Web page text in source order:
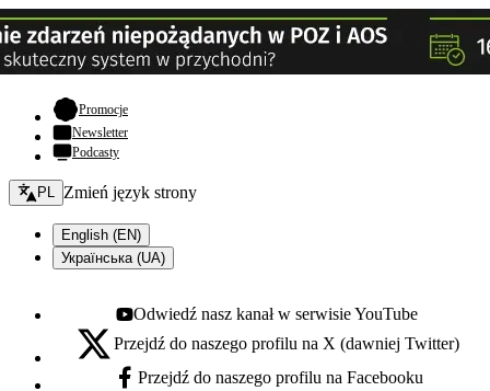
Promocje- otwiera się w nowej karcie
Newsletter
Podcasty
Zmień język - bieżący:
PL Zmień język strony
English (EN)
Українська (UA)
Youtube - otwiera się w nowej karcie
Odwiedź nasz kanał w serwisie YouTube
X - otwiera się w nowej karcie
Przejdź do naszego profilu na X (dawniej Twitter)
Facebook - otwiera się w nowej karcie
Przejdź do naszego profilu na Facebooku